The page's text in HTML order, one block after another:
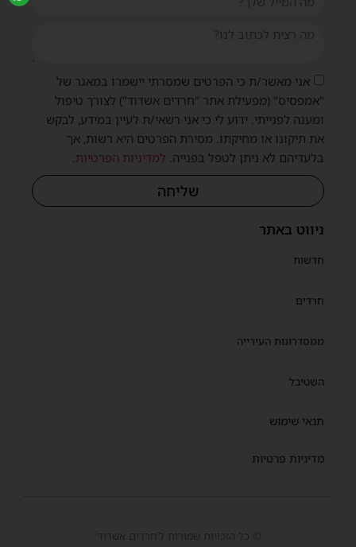
ניווט באתר
חדשות
חרדים
ממסדרונות העירייה
השטיבל
תנאי שימוש
מדיניות פרטיות
אני מאשר/ת כי הפרטים שמסרתי יישמרו במאגר של
"אמפסיס" (מפעילת אתר "חרדים אשדוד") לצורך טיפול
ומענה לפנייתי. ידוע לי כי אני רשאי/ת לעיין במידע, לבקש
את תיקונו או מחיקתו. מסירת הפרטים היא רשות, אך
בלעדיהם לא ניתן לטפל בפנייה. למדיניות הפרטיות.
שליחה
© כל הזכויות שמורות ל'חרדים אשדוד'